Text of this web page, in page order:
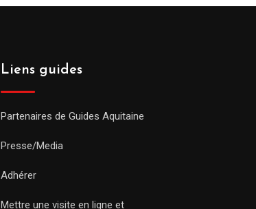
Liens guides
Partenaires de Guides Aquitaine
Presse/Media
Adhérer
Mettre une visite en ligne et